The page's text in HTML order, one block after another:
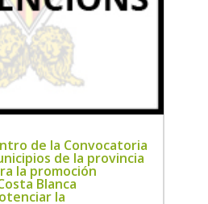
de la Convocatoria
de la provincia
la promoción
Blanca
la